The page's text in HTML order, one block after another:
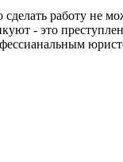
работу не
- это